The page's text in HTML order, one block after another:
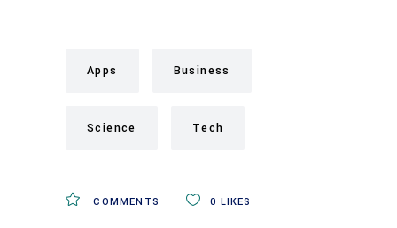
Apps Business
Science Tech
COMMENTS 0 LIKES